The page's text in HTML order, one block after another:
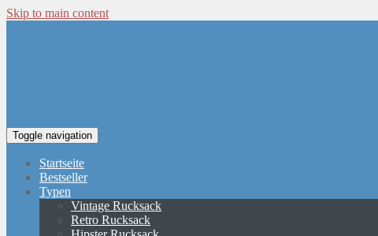
Skip to main content
Toggle navigation
Startseite
Bestseller
Typen
Vintage Rucksack
Retro Rucksack